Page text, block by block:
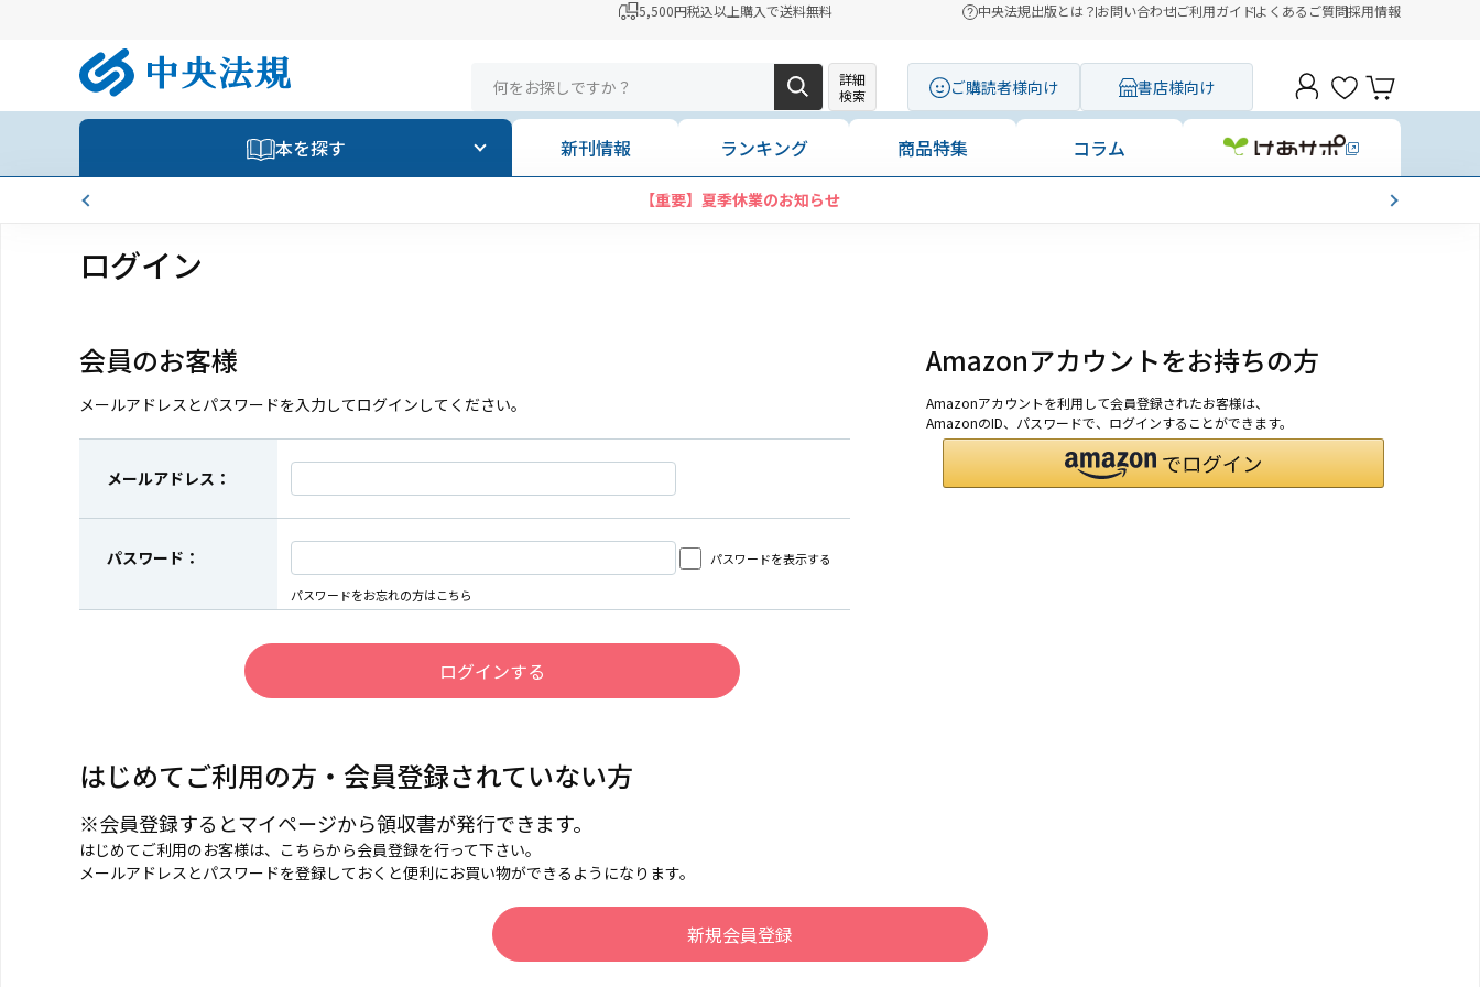
5,500円税込以上購入で送料無料 中央法規出版とは？お問い合わせご利用ガイドよくあるご質問採用情報
詳細
検索
ご購読者様向け 書店様向け
本を探す 新刊情報 ランキング 商品特集 コラム
【重要】夏季休業のお知らせ
ログイン
会員のお客様
メールアドレスとパスワードを入力してログインしてください。
メールアドレス：
パスワード： パスワードを表示する
パスワードをお忘れの方はこちら
Amazonアカウントをお持ちの方
Amazonアカウントを利用して会員登録されたお客様は、
AmazonのID、パスワードで、ログインすることができます。
はじめてご利用の方・会員登録されていない方
※会員登録するとマイページから領収書が発行できます。
はじめてご利用のお客様は、こちらから会員登録を行って下さい。
メールアドレスとパスワードを登録しておくと便利にお買い物ができるようになります。